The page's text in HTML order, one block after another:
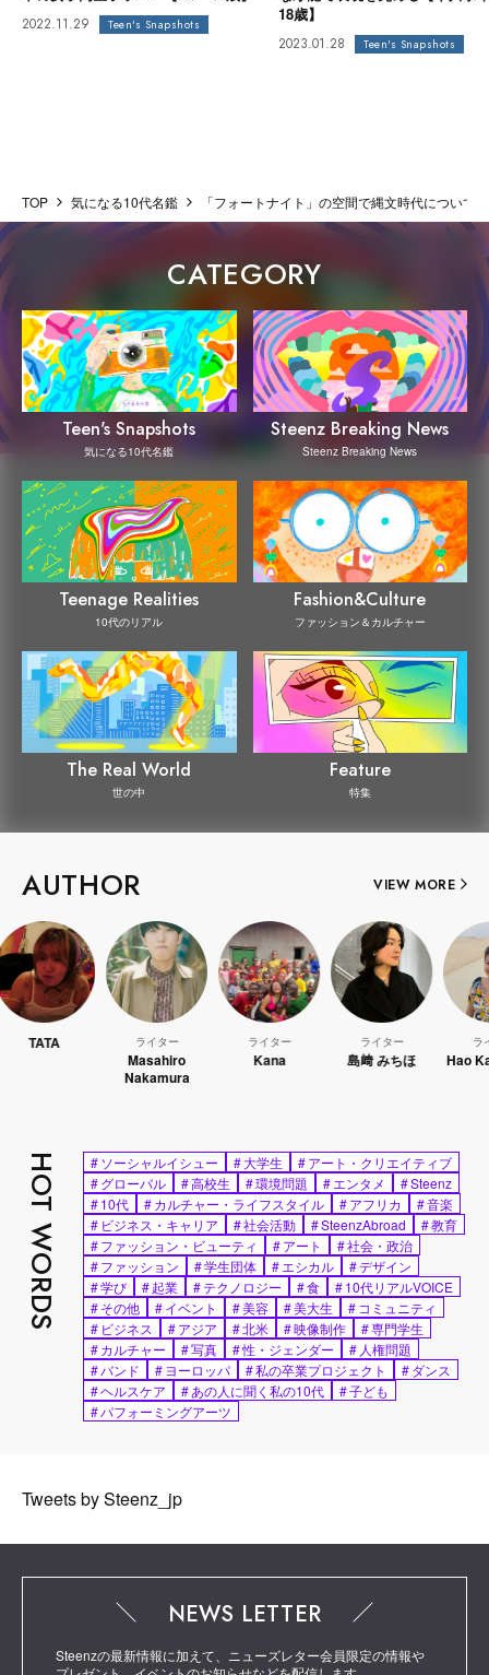
2022.11.29 Teen's Snapshots
18歳】
2023.01.28 Teen's Snapshots
TOP 気になる10代名鑑 「フォートナイト」の空間で縄文時代につい
CATEGORY
Teen's Snapshots
気になる10代名鑑
Steenz Breaking News
Steenz Breaking News
Teenage Realities
10代のリアル
Fashion&Culture
ファッション＆カルチャー
The Real World
世の中
Feature
特集
AUTHOR VIEW MORE
Nakamura
島﨑 みちほ Hao Kanayama
HOT WORDS #ソーシャルイシュー #大学生 #アート・クリエイティブ
#グローバル #高校生 #環境問題 #エンタメ #Steenz
#10代 #カルチャー・ライフスタイル #アフリカ #音楽
# ビジネス・キャリア #社会活動 #SteenzAbroad #教育
#ファッション・ビューティ #アート #社会・政治
#ファッション #学生団体 #エシカル #デザイン
#学び #起業 #テクノロジー #食 #10代リアルVOICE
#その他 #イベント #美容 #美大生 # コミュニティ
# ビジネス #アジア #北米 #映像制作 #専門学生
#カルチャー #写真 #性・ジェンダー # 人権問題
#バンド #ヨーロッパ #私の卒業プロジェクト #ダンス
#ヘルスケア #あの人に聞く私の10代 #子ども
#パフォーミングアーツ
Tweets by Steenz_jp
NEWS LETTER
Steenzの最新情報に加えて、ニューズレター会員限定の情報や